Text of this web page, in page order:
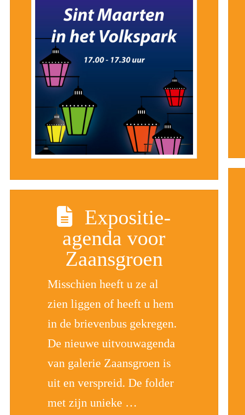
Expositie-
agenda voor
Zaansgroen
Misschien heeft u ze al
zien liggen of heeft u hem
in de brievenbus gekregen.
De nieuwe uitvouwagenda
van galerie Zaansgroen is
uit en verspreid. De folder
met zijn unieke …